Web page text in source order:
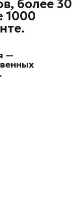
более 30
1000
—